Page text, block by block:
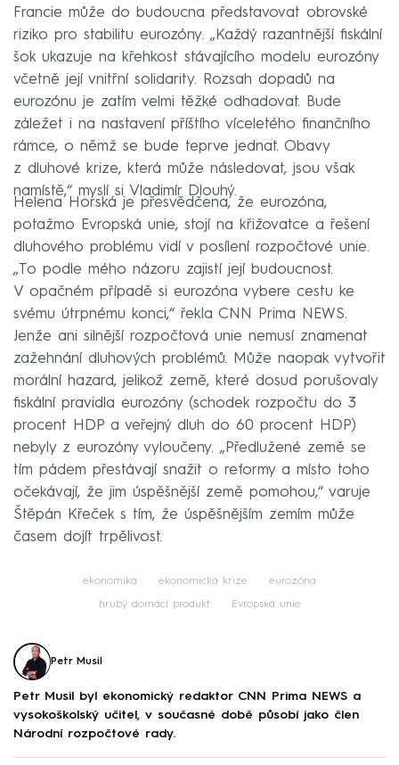
Francie může do budoucna představovat obrovské
riziko pro stabilitu eurozóny. „Každý razantnější fiskální
šok ukazuje na křehkost stávajícího modelu eurozóny
včetně její vnitřní solidarity. Rozsah dopadů na
eurozónu je zatím velmi těžké odhadovat. Bude
záležet i na nastavení příštího víceletého finančního
rámce, o němž se bude teprve jednat. Obavy
z dluhové krize, která může následovat, jsou však
namístě,“ myslí si Vladimír Dlouhý.
Helena Horská je přesvědčena, že eurozóna,
potažmo Evropská unie, stojí na křižovatce a řešení
dluhového problému vidí v posílení rozpočtové unie.
„To podle mého názoru zajistí její budoucnost.
V opačném případě si eurozóna vybere cestu ke
svému útrpnému konci,“ řekla CNN Prima NEWS.
Jenže ani silnější rozpočtová unie nemusí znamenat
zažehnání dluhových problémů. Může naopak vytvořit
morální hazard, jelikož země, které dosud porušovaly
fiskální pravidla eurozóny (schodek rozpočtu do 3
procent HDP a veřejný dluh do 60 procent HDP)
nebyly z eurozóny vyloučeny. „Předlužené země se
tím pádem přestávají snažit o reformy a místo toho
očekávají, že jim úspěšnější země pomohou,“ varuje
Štěpán Křeček s tím, že úspěšnějším zemím může
časem dojít trpělivost.
ekonomika ekonomická krize eurozóna
hrubý domácí produkt Evropská unie
Petr Musil
Petr Musil byl ekonomický redaktor CNN Prima NEWS a
vysokoškolský učitel, v současné době působí jako člen
Národní rozpočtové rady.